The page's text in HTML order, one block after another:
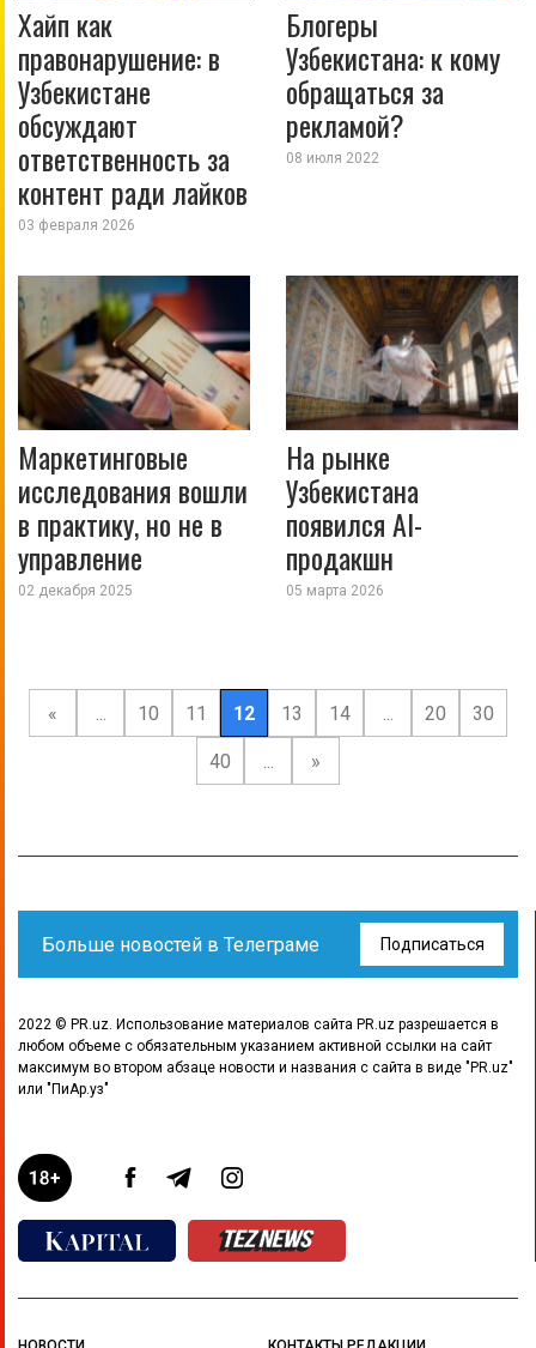
Хайп как
правонарушение: в
Узбекистане
обсуждают
ответственность за
контент ради лайков
03 февраля 2026
Блогеры
Узбекистана: к кому
обращаться за
рекламой?
08 июля 2022
Маркетинговые
исследования вошли
в практику, но не в
управление
02 декабря 2025
На рынке
Узбекистана
появился AI-
продакшн
05 марта 2026
« 10 11 12 13 14 20 30
40 »
Больше новостей в Телеграме Подписаться
2022 © PR.uz. Использование материалов сайта PR.uz разрешается в
любом объеме с обязательным указанием активной ссылки на сайт
максимум во втором абзаце новости и названия с сайта в виде "PR.uz"
или "ПиАр.уз"